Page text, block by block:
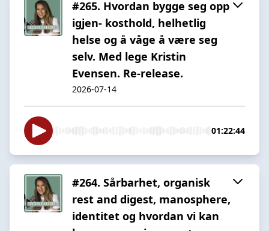
#265. Hvordan bygge seg opp
igjen- kosthold, helhetlig
helse og å våge å være seg
selv. Med lege Kristin
Evensen. Re-release.
2026-07-14
01:22:44
#264. Sårbarhet, organisk
rest and digest, manosphere,
identitet og hvordan vi kan